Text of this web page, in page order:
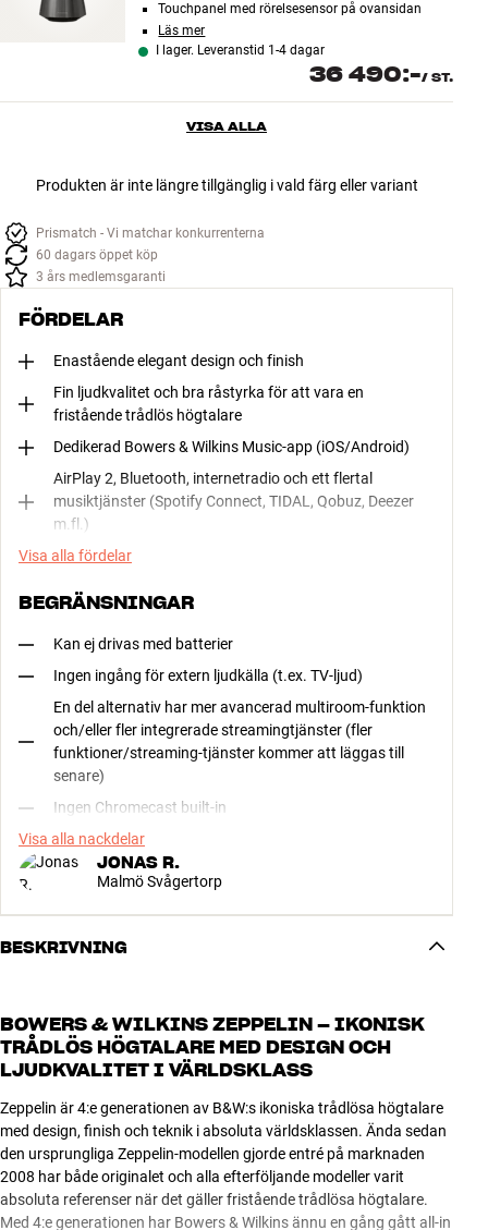
Touchpanel med rörelsesensor på ovansidan
Läs mer
I lager. Leveranstid 1-4 dagar
36 490:-/ ST.
VISA ALLA
Produkten är inte längre tillgänglig i vald färg eller variant
Prismatch - Vi matchar konkurrenterna
60 dagars öppet köp
3 års medlemsgaranti
FÖRDELAR
Enastående elegant design och finish
Fin ljudkvalitet och bra råstyrka för att vara en
fristående trådlös högtalare
Dedikerad Bowers & Wilkins Music-app (iOS/Android)
AirPlay 2, Bluetooth, internetradio och ett flertal
musiktjänster (Spotify Connect, TIDAL, Qobuz, Deezer
m.fl.)
Visa alla fördelar
BEGRÄNSNINGAR
Kan ej drivas med batterier
Ingen ingång för extern ljudkälla (t.ex. TV-ljud)
En del alternativ har mer avancerad multiroom-funktion
och/eller fler integrerade streamingtjänster (fler
funktioner/streaming-tjänster kommer att läggas till
senare)
Ingen Chromecast built-in
Visa alla nackdelar
JONAS R.
Malmö Svågertorp
BESKRIVNING
BOWERS & WILKINS ZEPPELIN – IKONISK
TRÅDLÖS HÖGTALARE MED DESIGN OCH
LJUDKVALITET I VÄRLDSKLASS
Zeppelin är 4:e generationen av B&W:s ikoniska trådlösa högtalare
med design, finish och teknik i absoluta världsklassen. Ända sedan
den ursprungliga Zeppelin-modellen gjorde entré på marknaden
2008 har både originalet och alla efterföljande modeller varit
absoluta referenser när det gäller fristående trådlösa högtalare.
Med 4:e generationen har Bowers & Wilkins ännu en gång gått all-in